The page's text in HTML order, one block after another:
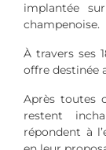
implantée
champenoise.
À travers ses
offre destinée
Après toutes
restent
répondent à